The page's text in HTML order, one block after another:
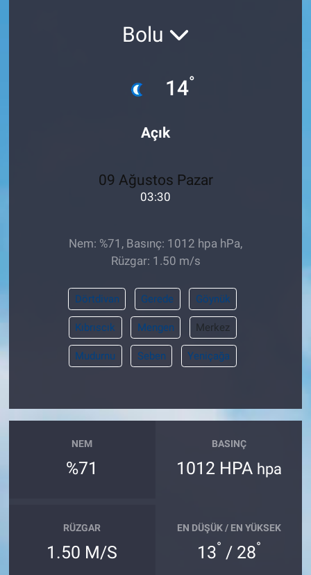
Bolu
14°
Açık
09 Ağustos Pazar
03:30
Nem: %71, Basınç: 1012 hpa hPa,
Rüzgar: 1.50 m/s
Dörtdivan Gerede Göynük
Kıbrıscık Mengen Merkez
Mudurnu Seben Yeniçağa
NEM
%71
BASINÇ
1012 HPA hpa
RÜZGAR
1.50 M/S
EN DÜŞÜK / EN YÜKSEK
13° / 28°
Şeker ve Şekerli Mamüller
Tohum